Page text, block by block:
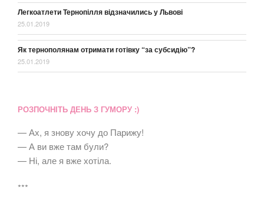
Легкоатлети Тернопілля відзначились у Львові
25.01.2019
Як тернополянам отримати готівку “за субсидію”?
25.01.2019
РОЗПОЧНІТЬ ДЕНЬ З ГУМОРУ :)
— Ах, я знову хочу до Парижу!
— А ви вже там були?
— Ні, але я вже хотіла.
***